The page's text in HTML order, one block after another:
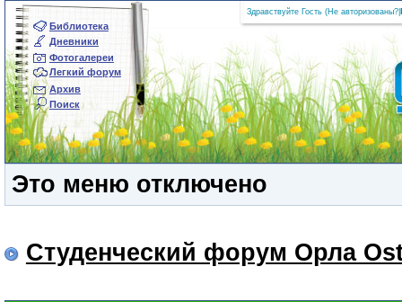
Библиотека
Дневники
Фотогалереи
Легкий форум
Архив
Поиск
Здравствуйте Гость (Не авторизованы?
Это меню отключено
Студенческий форум Орла